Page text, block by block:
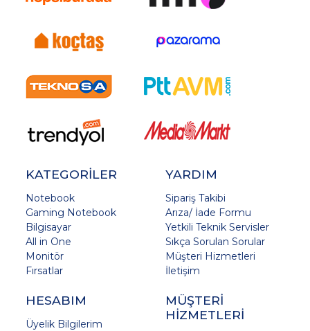
KATEGORİLER
Notebook
Gaming Notebook
Bilgisayar
All in One
Monitör
Fırsatlar
YARDIM
Sipariş Takibi
Arıza/ İade Formu
Yetkili Teknik Servisler
Sıkça Sorulan Sorular
Müşteri Hizmetleri
İletişim
HESABIM
Üyelik Bilgilerim
MÜŞTERİ
HİZMETLERİ